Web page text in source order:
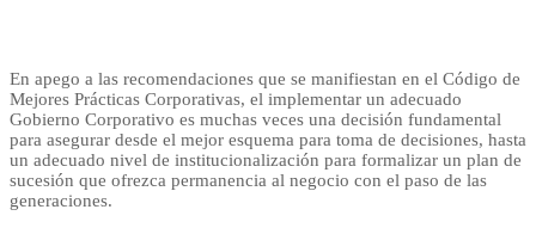
En apego a las recomendaciones que se manifiestan en el Código de
Mejores Prácticas Corporativas, el implementar un adecuado
Gobierno Corporativo es muchas veces una decisión fundamental
para asegurar desde el mejor esquema para toma de decisiones, hasta
un adecuado nivel de institucionalización para formalizar un plan de
sucesión que ofrezca permanencia al negocio con el paso de las
generaciones.